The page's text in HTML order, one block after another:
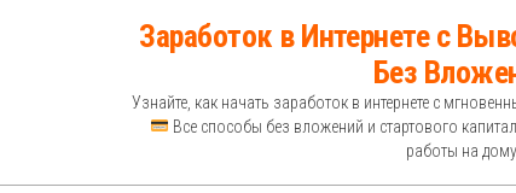
Заработок в Интернете с
Без
Узнайте, как начать заработок в интернете с
Все способы без вложений и стартового
работы на дому.